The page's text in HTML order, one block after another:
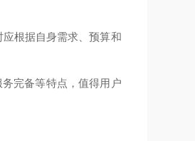
根据自身需求、预算和
完备等特点，值得用户